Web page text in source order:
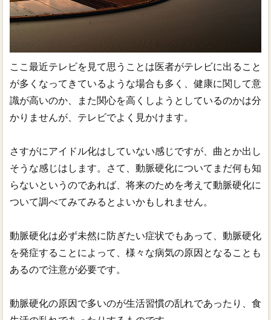
ここ最近テレビを見て思うことは医者がテレビに出ること
が多くなってきているような場合も多く、健康に関して意
識が高いのか、また関心を高くしようとしているのかは分
かりませんが、テレビでよく見かけます。
さすがにアイドル化はしていない感じですが、曲とか出し
そうな感じはします。さて、動脈硬化についてまだ何も知
らないというのであれば、将来のためを考えて動脈硬化に
ついて調べてみてみるとよいかもしれません。
動脈硬化は必ず未然に防ぎたい症状でもあって、動脈硬化
を発症することによって、様々な病気の原因となることも
あるので注意が必要です。
動脈硬化の原因で多いのが生活習慣の乱れであったり、食